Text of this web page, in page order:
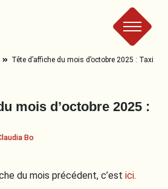
Tête d’affiche du mois d’octobre 2025 : Taxi
mois d’octobre 2025 :
Bo
du mois précédent, c’est ici.